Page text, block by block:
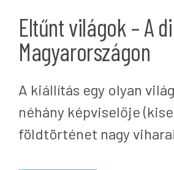
Eltűnt világok – A
Magyarországon
A kiállítás egy olyan
néhány képviselője
földtörténet nagy